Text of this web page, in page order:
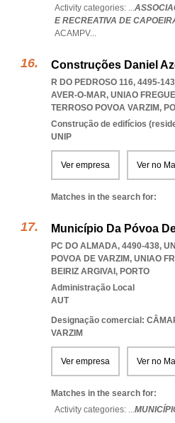
Activity categories: ...
E RECREATIVA DE
ACAMPV...
Construções Daniel
R DO PEDROSO 116, 4495-
AVER-O-MAR, UNIAO
TERROSO POVOA VARZIM,
Construção de edifícios
UNIP
Ver empresa Ver no
Matches in the search for:
Município Da Póvoa
PC DO ALMADA, 4490-438,
POVOA DE VARZIM, UNIAO
BEIRIZ ARGIVAI , PORTO
Administração Local
AUT
Designação comercial:
VARZIM
Ver empresa Ver no
Matches in the search for:
Activity categories: ...